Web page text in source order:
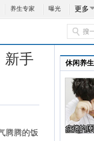
养生专家 曝光 更多
新手
腾腾的饭
休闲养生